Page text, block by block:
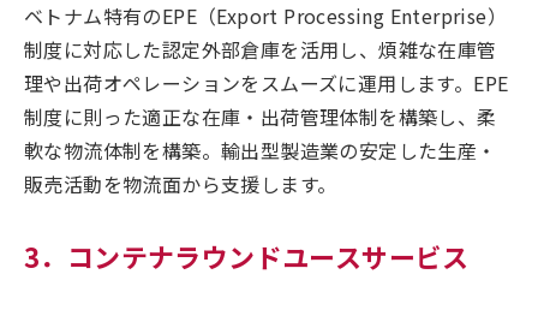
ベトナム特有のEPE（Export Processing Enterprise）
制度に対応した認定外部倉庫を活用し、煩雑な在庫管
理や出荷オペレーションをスムーズに運用します。EPE
制度に則った適正な在庫・出荷管理体制を構築し、柔
軟な物流体制を構築。輸出型製造業の安定した生産・
販売活動を物流面から支援します。
3．コンテナラウンドユースサービス